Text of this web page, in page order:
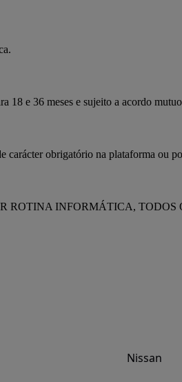
18 e 36 meses e sujeito a acordo
carácter obrigatório na plataforma ou
ROTINA INFORMÁTICA,
Nissan